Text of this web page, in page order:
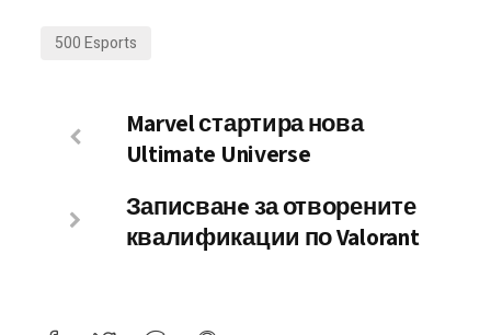
500 Esports
Marvel стартира нова
Ultimate Universe
Записванe за отворените
квалификации по Valorant